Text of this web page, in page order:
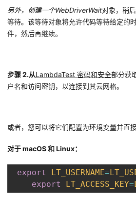
另外，创建一个WebDriverWait对象，稍
等待。该等待对象将允许代码等待给定的
件，然后再继续。
步骤 2.从LambdaTest 密码和安全部分获
户名和访问密钥，以连接到其云网格。
或者，您可以将它们配置为环境变量并直
对于 macOS 和 Linux：
export LT_USERNAME=
export
LT_ACCESS_KEY=